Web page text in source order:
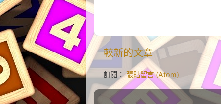
較新的文章
訂閱：張貼留言 (Atom)